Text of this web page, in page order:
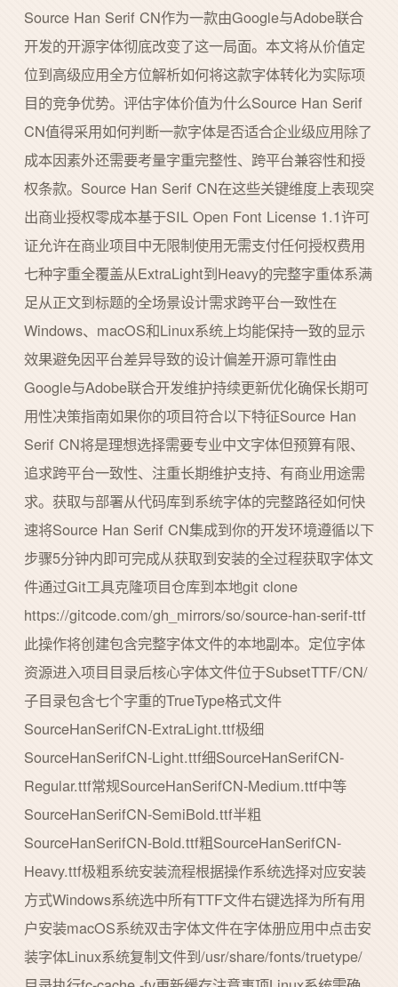
Source Han Serif CN作为一款由Google与Adobe联合
开发的开源字体彻底改变了这一局面。本文将从价值定
位到高级应用全方位解析如何将这款字体转化为实际项
目的竞争优势。评估字体价值为什么Source Han Serif
CN值得采用如何判断一款字体是否适合企业级应用除了
成本因素外还需要考量字重完整性、跨平台兼容性和授
权条款。Source Han Serif CN在这些关键维度上表现突
出商业授权零成本基于SIL Open Font License 1.1许可
证允许在商业项目中无限制使用无需支付任何授权费用
七种字重全覆盖从ExtraLight到Heavy的完整字重体系满
足从正文到标题的全场景设计需求跨平台一致性在
Windows、macOS和Linux系统上均能保持一致的显示
效果避免因平台差异导致的设计偏差开源可靠性由
Google与Adobe联合开发维护持续更新优化确保长期可
用性决策指南如果你的项目符合以下特征Source Han
Serif CN将是理想选择需要专业中文字体但预算有限、
追求跨平台一致性、注重长期维护支持、有商业用途需
求。获取与部署从代码库到系统字体的完整路径如何快
速将Source Han Serif CN集成到你的开发环境遵循以下
步骤5分钟内即可完成从获取到安装的全过程获取字体文
件通过Git工具克隆项目仓库到本地git clone
https://gitcode.com/gh_mirrors/so/source-han-serif-ttf
此操作将创建包含完整字体文件的本地副本。定位字体
资源进入项目目录后核心字体文件位于SubsetTTF/CN/
子目录包含七个字重的TrueType格式文件
SourceHanSerifCN-ExtraLight.ttf极细
SourceHanSerifCN-Light.ttf细SourceHanSerifCN-
Regular.ttf常规SourceHanSerifCN-Medium.ttf中等
SourceHanSerifCN-SemiBold.ttf半粗
SourceHanSerifCN-Bold.ttf粗SourceHanSerifCN-
Heavy.ttf极粗系统安装流程根据操作系统选择对应安装
方式Windows系统选中所有TTF文件右键选择为所有用
户安装macOS系统双击字体文件在字体册应用中点击安
装字体Linux系统复制文件到/usr/share/fonts/truetype/